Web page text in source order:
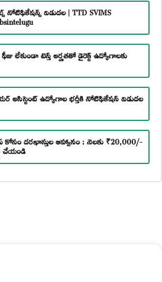
నోటిఫికేషన్స్ విడుదల | TTD SVIMS
లేకుండా టెన్త్ అర్హతతో డైరెక్ట్ ఉద్యోగాలకు
అసిస్టెంట్ ఉద్యోగాల భర్తీకి నోటిఫికేషన్ విడుదల
కోసం దరఖాస్తుల ఆహ్వానం : నెలకు ₹20,000/-
చేయండి